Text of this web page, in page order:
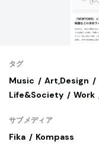
タグ
Music Art,Design
Life&Society
Work
サブメディア
Fika Kompass